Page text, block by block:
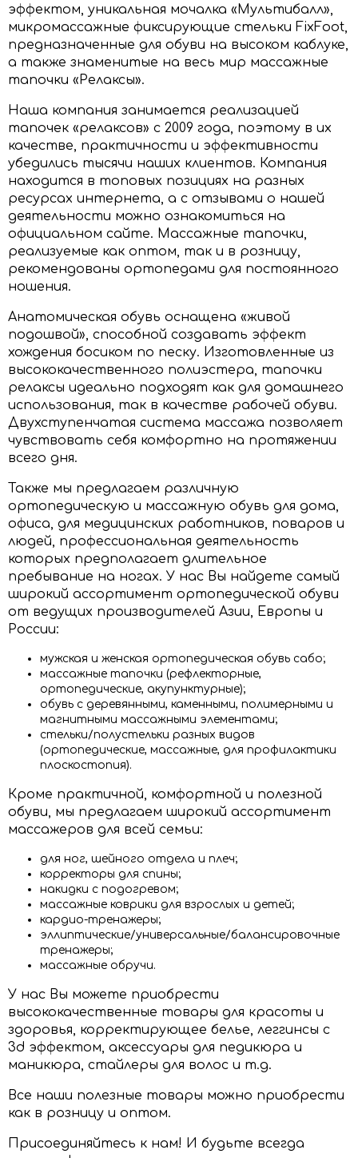
эффектом, уникальная мочалка «Мультибалл»,
микромассажные фиксирующие стельки FixFoot,
предназначенные для обуви на высоком каблуке,
а также знаменитые на весь мир массажные
тапочки «Релаксы».
Наша компания занимается реализацией
тапочек «релаксов» с 2009 года, поэтому в их
качестве, практичности и эффективности
убедились тысячи наших клиентов. Компания
находится в топовых позициях на разных
ресурсах интернета, а с отзывами о нашей
деятельности можно ознакомиться на
официальном сайте. Массажные тапочки,
реализуемые как оптом, так и в розницу,
рекомендованы ортопедами для постоянного
ношения.
Анатомическая обувь оснащена «живой
подошвой», способной создавать эффект
хождения босиком по песку. Изготовленные из
высококачественного полиэстера, тапочки
релаксы идеально подходят как для домашнего
использования, так в качестве рабочей обуви.
Двухступенчатая система массажа позволяет
чувствовать себя комфортно на протяжении
всего дня.
Также мы предлагаем различную
ортопедическую и массажную обувь для дома,
офиса, для медицинских работников, поваров и
людей, профессиональная деятельность
которых предполагает длительное
пребывание на ногах. У нас Вы найдете самый
широкий ассортимент ортопедической обуви
от ведущих производителей Азии, Европы и
России:
мужская и женская ортопедическая обувь сабо;
массажные тапочки (рефлекторные,
ортопедические, акупунктурные);
обувь с деревянными, каменными, полимерными и
магнитными массажными элементами;
стельки/полустельки разных видов
(ортопедические, массажные, для профилактики
плоскостопия).
Кроме практичной, комфортной и полезной
обуви, мы предлагаем широкий ассортимент
массажеров для всей семьи:
для ног, шейного отдела и плеч;
корректоры для спины;
накидки с подогревом;
массажные коврики для взрослых и детей;
кардио-тренажеры;
эллиптические/универсальные/балансировочные
тренажеры;
массажные обручи.
У нас Вы можете приобрести
высококачественные товары для красоты и
здоровья, корректирующее белье, леггинсы с
3d эффектом, аксессуары для педикюра и
маникюра, стайлеры для волос и т.д.
Все наши полезные товары можно приобрести
как в розницу и оптом.
Присоединяйтесь к нам! И будьте всегда